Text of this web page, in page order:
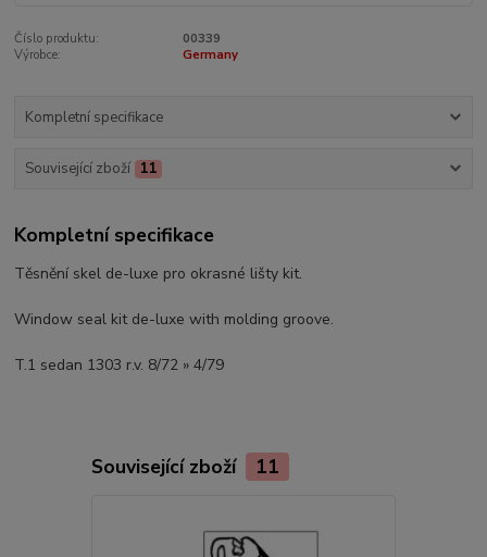
Číslo produktu:
00339
Výrobce:
Germany
Kompletní specifikace
Související zboží 11
Kompletní specifikace
Těsnění skel de-luxe pro okrasné lišty kit.
Window seal kit de-luxe with molding groove.
T.1 sedan 1303 r.v. 8/72 » 4/79
Související zboží 11